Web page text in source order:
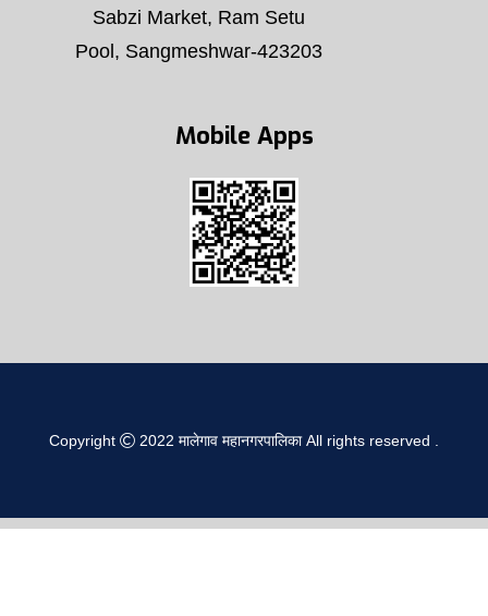
Sabzi Market, Ram Setu
Pool, Sangmeshwar-423203
Mobile Apps
Copyright 2022 मालेगाव महानगरपालिकाAll rights reserved